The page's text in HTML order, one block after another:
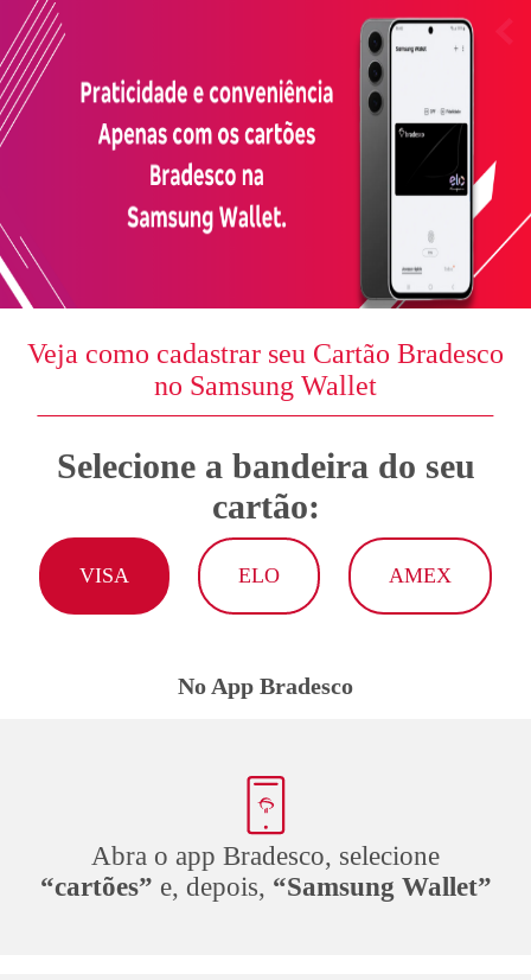
Veja como cadastrar seu Cartão Bradesco
no Samsung Wallet
Selecione a bandeira do seu
cartão:
VISA ELO AMEX
No App Bradesco
Abra o app Bradesco, selecione
“cartões” e, depois, “Samsung Wallet”